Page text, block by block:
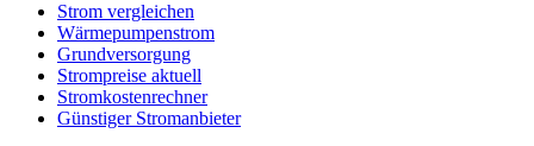
Strom vergleichen
Wärmepumpenstrom
Grundversorgung
Strompreise aktuell
Stromkostenrechner
Günstiger Stromanbieter